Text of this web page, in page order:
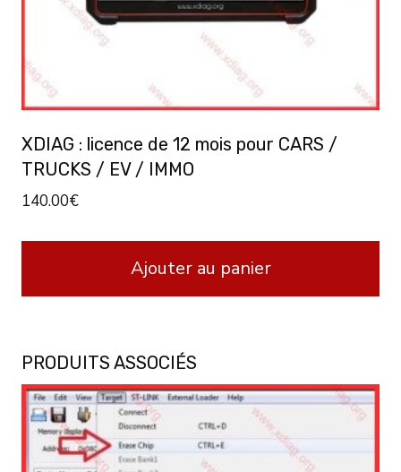
XDIAG : licence de 12 mois pour CARS /
TRUCKS / EV / IMMO
140.00€
Ajouter au panier
PRODUITS ASSOCIÉS